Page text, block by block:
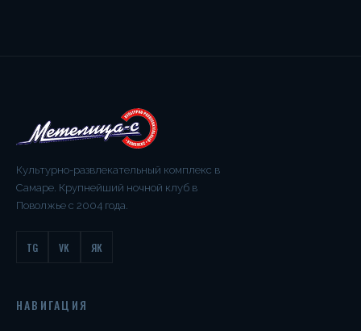
Культурно-развлекательный комплекс в
Самаре. Крупнейший ночной клуб в
Поволжье с 2004 года.
TG VK ЯК
НАВИГАЦИЯ